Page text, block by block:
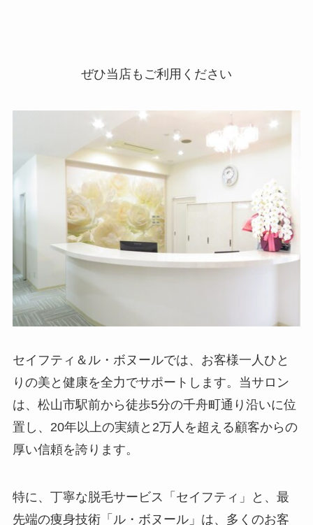
ぜひ当店もご利用ください
セイフティ＆ル・ボヌールでは、お客様一人ひと
りの美と健康を全力でサポートします。当サロン
は、松山市駅前から徒歩5分の千舟町通り沿いに位
置し、20年以上の実績と2万人を超える顧客からの
厚い信頼を誇ります。
特に、丁寧な脱毛サービス「セイフティ」と、最
先端の痩身技術「ル・ボヌール」は、多くのお客